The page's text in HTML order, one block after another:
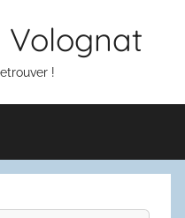
Volognat
!